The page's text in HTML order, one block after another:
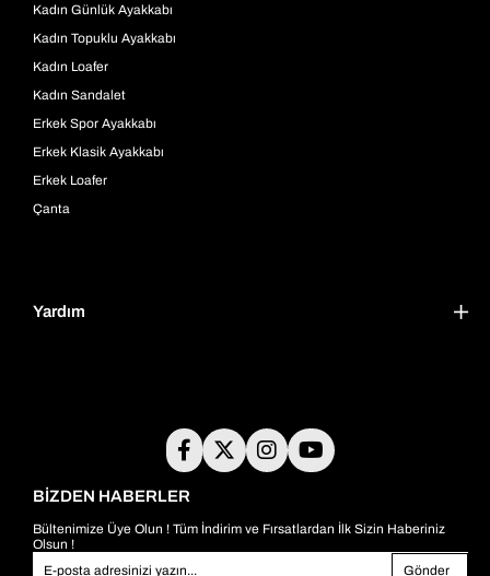
Kadın Günlük Ayakkabı
Kadın Topuklu Ayakkabı
Kadın Loafer
Kadın Sandalet
Erkek Spor Ayakkabı
Erkek Klasik Ayakkabı
Erkek Loafer
Çanta
Yardım
BİZDEN HABERLER
Bültenimize Üye Olun ! Tüm İndirim ve Fırsatlardan İlk Sizin Haberiniz
Olsun !
Gönder